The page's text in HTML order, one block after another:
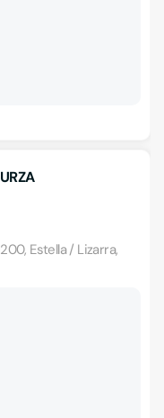
Estella / Lizarra,